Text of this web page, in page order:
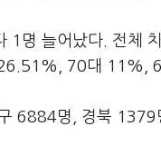
1명 늘어났다. 전체
70대 11%,
6884명, 경북